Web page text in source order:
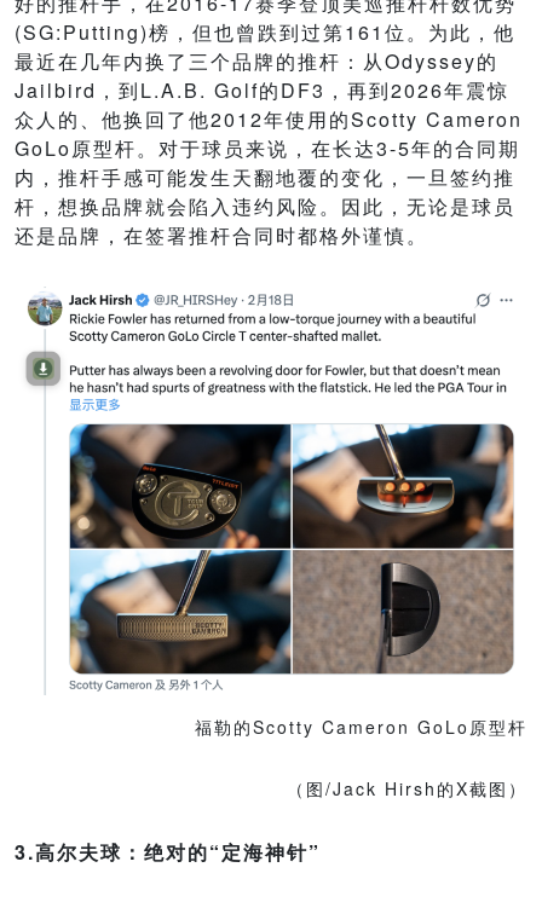
(SG:Putting)榜，但也曾跌到过第161位。为此，他
最近在几年内换了三个品牌的推杆：从Odyssey的
Jailbird，到L.A.B. Golf的DF3，再到2026年震惊
众人的、他换回了他2012年使用的Scotty Cameron
GoLo原型杆。对于球员来说，在长达3-5年的合同期
内，推杆手感可能发生天翻地覆的变化，一旦签约推
杆，想换品牌就会陷入违约风险。因此，无论是球员
还是品牌，在签署推杆合同时都格外谨慎。
福勒的Scotty Cameron GoLo原型杆
（图/Jack Hirsh的X截图）
3.高尔夫球：绝对的“定海神针”